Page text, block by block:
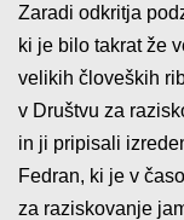
Zaradi odkritja
ki je bilo takrat že
velikih človeških
v Društvu za
in ji pripisali
Fedran, ki je v
za raziskovanje